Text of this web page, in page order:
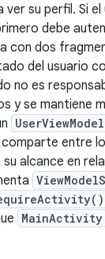
su perfil. Si
debe
con dos
del usuario
no es
y se mantiene
UserViewModel
entre
alcance en
MainActivity